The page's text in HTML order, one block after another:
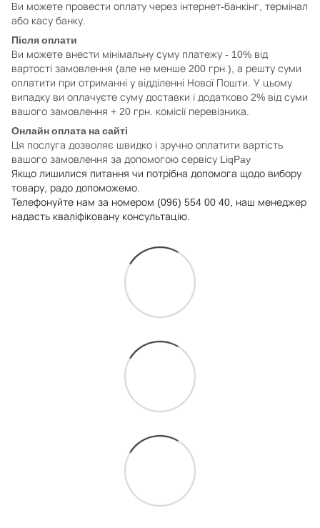
Ви можете провести оплату через інтернет-банкінг, термінал
або касу банку.
Після оплати
Ви можете внести мінімальну суму платежу - 10% від
вартості замовлення (але не менше 200 грн.), а решту суми
оплатити при отриманні у відділенні Нової Пошти. У цьому
випадку ви оплачуєте суму доставки і додатково 2% від суми
вашого замовлення + 20 грн. комісії перевізника.
Онлайн оплата на сайті
Ця послуга дозволяє швидко і зручно оплатити вартість
вашого замовлення за допомогою сервісу LiqPay
Якщо лишилися питання чи потрібна допомога щодо вибору
товару, радо допоможемо.
Телефонуйте нам за номером (096) 554 00 40, наш менеджер
надасть кваліфіковану консультацію.